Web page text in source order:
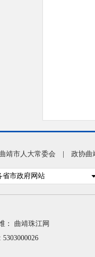
曲靖市人大常委会 政协曲
省市政府网站
： 曲靖珠江网